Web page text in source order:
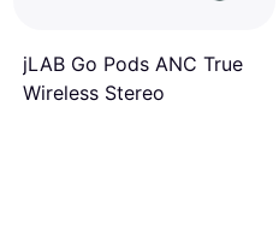
jLAB Go Pods ANC True
Wireless Stereo